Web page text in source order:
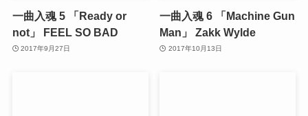
一曲入魂 5 「Ready or
not」 FEEL SO BAD
2017年9月27日
一曲入魂 6 「Machine Gun
Man」 Zakk Wylde
2017年10月13日